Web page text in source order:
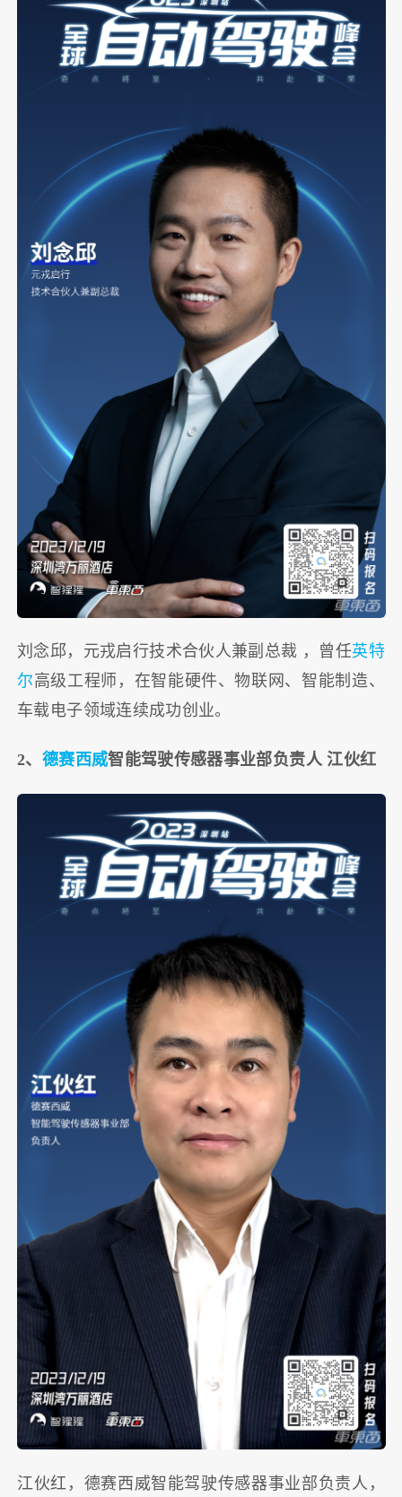
刘念邱，元戎启行技术合伙人兼副总裁 ，曾任英特
尔高级工程师，在智能硬件、物联网、智能制造、
车载电子领域连续成功创业。
2、 德赛西威智能驾驶传感器事业部负责人 江伙红
江伙红，德赛西威智能驾驶传感器事业部负责人，